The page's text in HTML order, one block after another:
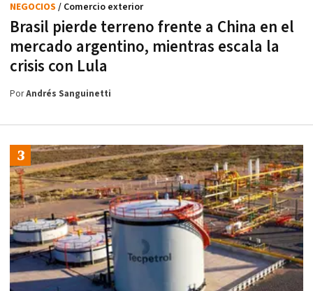
Brasil pierde terreno frente a China en el
mercado argentino, mientras escala la
crisis con Lula
NEGOCIOS / Comercio exterior
PorAndrés Sanguinetti